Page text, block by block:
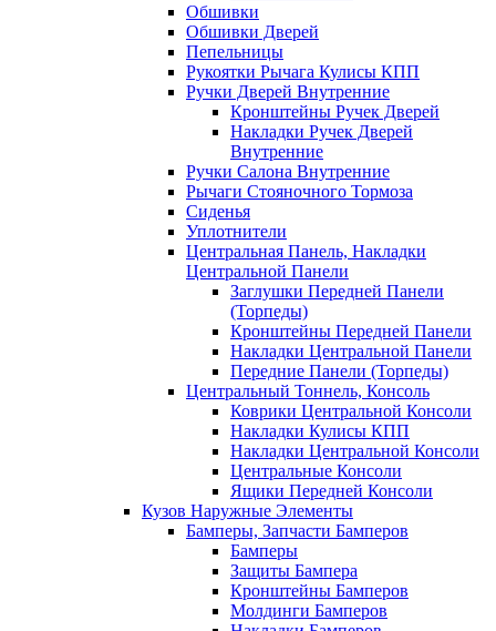
Обшивки
Обшивки Дверей
Пепельницы
Рукоятки Рычага Кулисы КПП
Ручки Дверей Внутренние
Кронштейны Ручек Дверей
Накладки Ручек Дверей
Внутренние
Ручки Салона Внутренние
Рычаги Стояночного Тормоза
Сиденья
Уплотнители
Центральная Панель, Накладки
Центральной Панели
Заглушки Передней Панели
(Торпеды)
Кронштейны Передней Панели
Накладки Центральной Панели
Передние Панели (Торпеды)
Центральный Тоннель, Консоль
Коврики Центральной Консоли
Накладки Кулисы КПП
Накладки Центральной Консоли
Центральные Консоли
Ящики Передней Консоли
Кузов Наружные Элементы
Бамперы, Запчасти Бамперов
Бамперы
Защиты Бампера
Кронштейны Бамперов
Молдинги Бамперов